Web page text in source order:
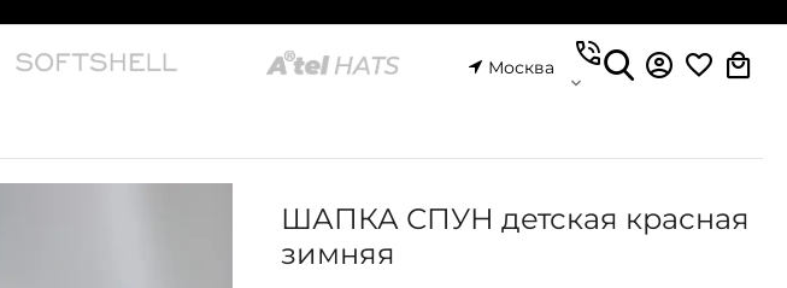
Москва
ШАПКА СПУН детская красная
зимняя